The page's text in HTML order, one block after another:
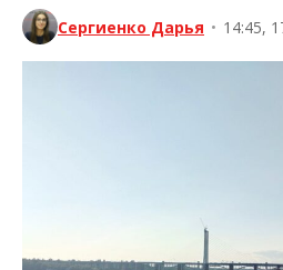
Сергиенко Дарья • 14:45,